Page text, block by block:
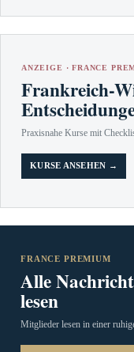
ANZEIGE · FRANCE
Frankreich-
Praxisnahe Kurse mit
KURSE ANSEHEN →
FRANCE PREMIUM
Alle
lesen
Mitglieder lesen in einer